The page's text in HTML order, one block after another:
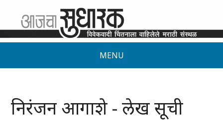
MENU
निरंजन आगाशे - लेख सूची